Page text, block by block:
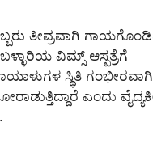
ತೀವ್ರವಾಗಿ
ವಿಮ್ಸ್ ಆಸ್ಪತ್ರೆಗೆ
ಸ್ಥಿತಿ
ಎಂದು